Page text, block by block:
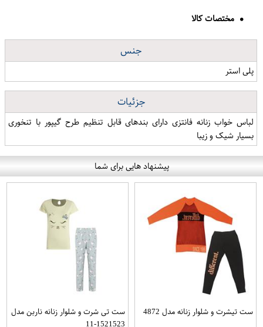
مختصات کالا
جنس
پلی استر
جزئیات
لباس خواب زنانه فانتزی دارای بندهای قابل تنظیم طرح گیپور با تنخوری
بسیار شیک و زیبا
پیشنهاد هایی برای شما
ست تیشرت و شلوار زنانه مدل 4872
ست تی شرت و شلوار زنانه ناربن مدل
1521523-11